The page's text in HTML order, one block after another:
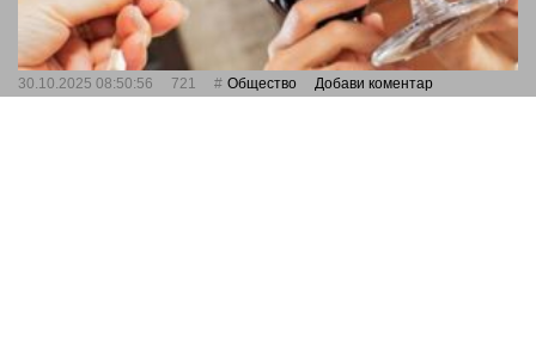
30.10.2025 08:50:56 721 Общество Добави коментар